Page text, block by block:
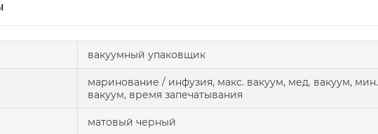
вакуумный упаковщик
маринование / инфузия, макс. вакуум, мед. вакуум, мин.
вакуум, время запечатывания
матовый черный